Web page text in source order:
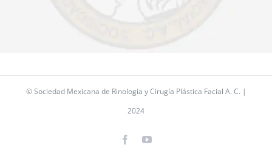
© Sociedad Mexicana de Rinología y Cirugía Plástica Facial A. C. |
2024
FacebookYouTube